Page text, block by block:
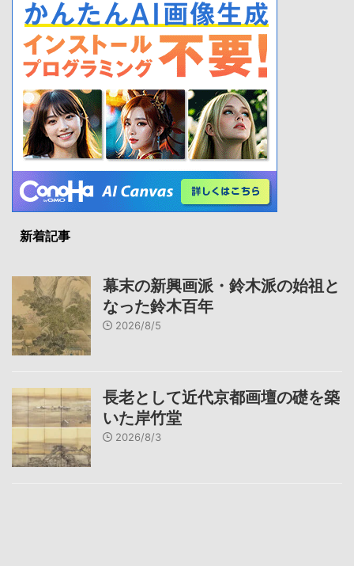
新着記事
幕末の新興画派・鈴木派の始祖と
なった鈴木百年
2026/8/5
長老として近代京都画壇の礎を築
いた岸竹堂
2026/8/3